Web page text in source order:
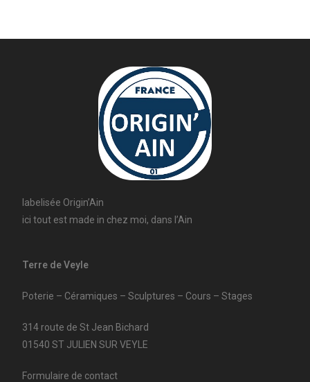
labelisée Origin’Ain
ici tout est made in chez moi, dans l’Ain
Terre de Veyle
Poterie – Céramiques – Sculptures – Cours – Stages
314 route de St Jean Bichard
01540 ST JULIEN SUR VEYLE
Formulaire de contact